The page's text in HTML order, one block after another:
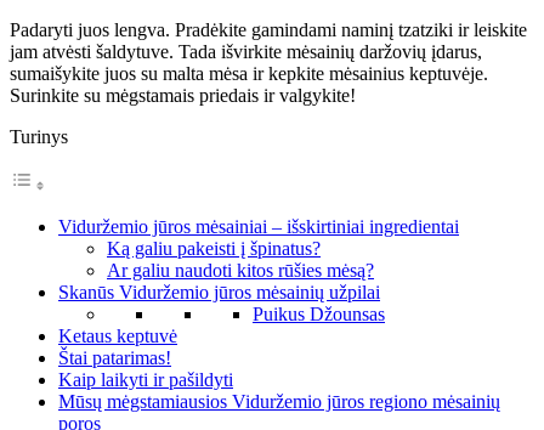
Padaryti juos lengva. Pradėkite gamindami naminį tzatziki ir leiskite
jam atvėsti šaldytuve. Tada išvirkite mėsainių daržovių įdarus,
sumaišykite juos su malta mėsa ir kepkite mėsainius keptuvėje.
Surinkite su mėgstamais priedais ir valgykite!
Turinys
Viduržemio jūros mėsainiai – išskirtiniai ingredientai
Ką galiu pakeisti į špinatus?
Ar galiu naudoti kitos rūšies mėsą?
Skanūs Viduržemio jūros mėsainių užpilai
Puikus Džounsas
Ketaus keptuvė
Štai patarimas!
Kaip laikyti ir pašildyti
Mūsų mėgstamiausios Viduržemio jūros regiono mėsainių
poros